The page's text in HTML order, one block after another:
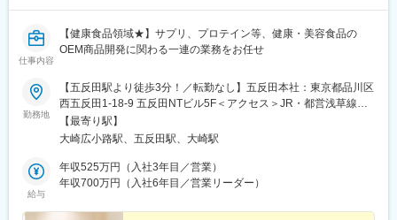
仕事内容
【健康食品領域★】サプリ、プロテイン等、健康・美容食品の
OEM商品開発に関わる一連の業務をお任せ
勤務地
【五反田駅より徒歩3分！／転勤なし】五反田本社：東京都品川区
西五反田1-18-9 五反田NTビル5F＜アクセス＞JR・都営浅草線
「五反田駅」より徒歩3分東急池上線「大崎広小路駅」より徒歩3
分★五反田本社の駅近オフィスで、転勤はありません。安定した
として商品づくりの最前線にチャレンジできます。※週2回の在宅
勤務を実施しています※受動喫煙対策：屋内全面禁煙
【最寄り駅】
大崎広小路駅、五反田駅、大崎駅
給与
年収525万円（入社3年目／営業）
年収700万円（入社6年目／営業リーダー）